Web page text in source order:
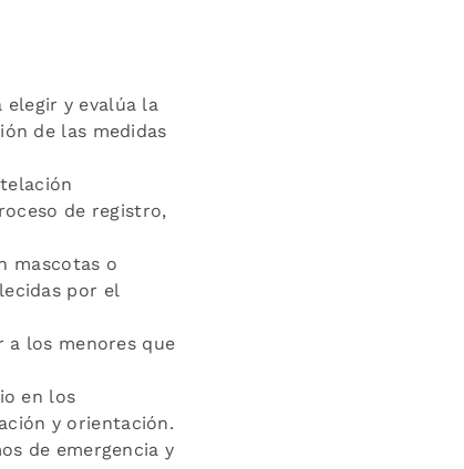
y evalúa la
de las medidas
de registro,
mascotas o
por el
a los menores que
en los
y orientación.
de emergencia y